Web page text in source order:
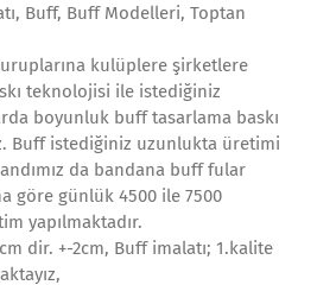
Buff, Buff Modelleri, Toptan
kulüplere şirketlere
teknolojisi ile istediğiniz
boyunluk buff tasarlama baskı
Buff istediğiniz uzunlukta üretimi
da bandana buff fular
göre günlük 4500 ile 7500
yapılmaktadır.
dir. +-2cm, Buff imalatı; 1.kalite